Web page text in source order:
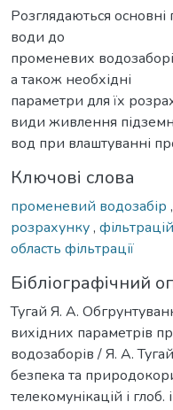
Розглядаються
води до
променевих
а також необхідні
параметри для їх
види живлення
вод при влаштуванні
Ключові слова
променевий водозабір ,
розрахунку,
область фільтрації
Бібліографічний
Тугай Я. А.
вихідних параметрів
водозаборів / Я. А.
безпека та
телекомунікацій і